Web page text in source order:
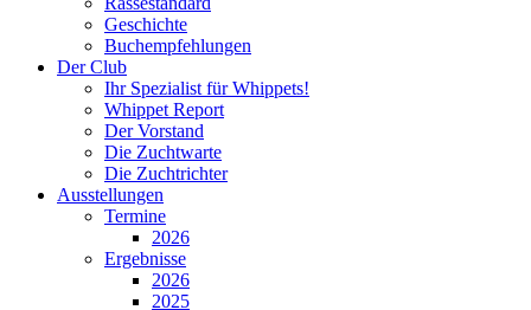
Geschichte
Buchempfehlungen
Der Club
Ihr Spezialist für Whippets!
Whippet Report
Der Vorstand
Die Zuchtwarte
Die Zuchtrichter
Ausstellungen
Termine
2026
Ergebnisse
2026
2025